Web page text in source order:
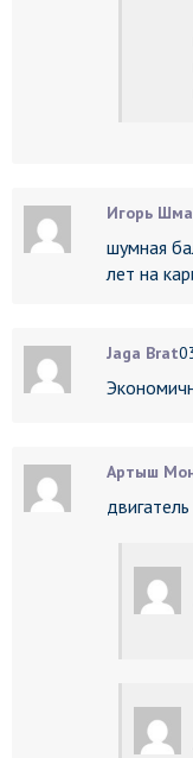
Игорь
шумная
лет на
Jaga Brat
Артыш